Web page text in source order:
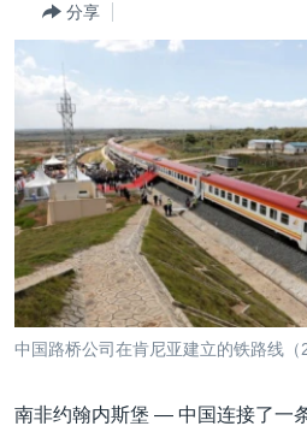
航
跳
转
到
索
国际
印太
中东
欧洲
非洲
美洲
全球议题
分类新闻
经济·金融·贸易
人权·法律·宗教
科教·文娱·体健
军事
劳工
环境
美中关系
热点专题
白宫要闻
国会报道
美中关系
美国建国250周年
美国之音专访
VOA视频
VOA今日焦点
中文广播
关注我们
分享
中国路桥公司在肯尼亚建立的铁路线（
南非约翰内斯堡 — 中国连接了一